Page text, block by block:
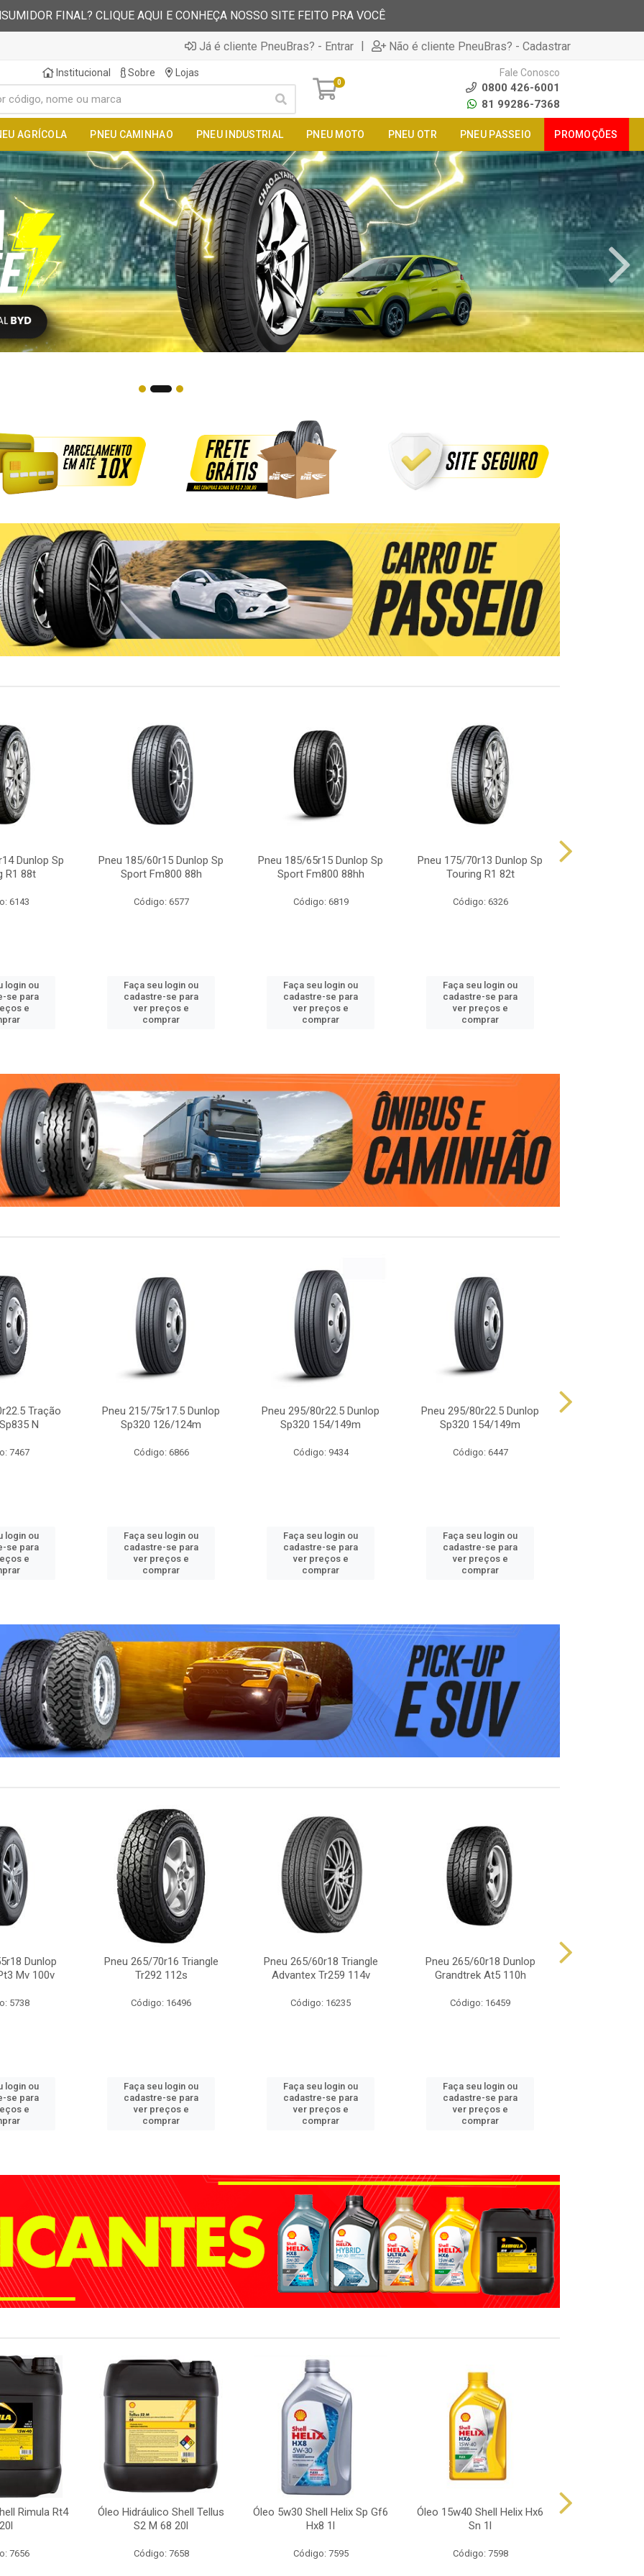
FINAL? CLIQUE AQUI E CONHEÇA NOSSO SITE FEITO PRA VOCÊ
Já é cliente PneuBras? - Entrar | Não é cliente PneuBras? - Cadastrar
Institucional Sobre Lojas
0
Fale Conosco
0800 426-6001
81 99286-7368
AGRÍCOLA PNEU CAMINHAO PNEU INDUSTRIAL PNEU MOTO PNEU OTR PNEU PASSEIO PROMOÇÕES
Dunlop Sp
R1 88t
6143
login ou
se para
e
Pneu 185/60r15 Dunlop Sp
Sport Fm800 88h
Código: 6577
Faça seu login ou
cadastre-se para
ver preços e
comprar
Pneu 185/65r15 Dunlop Sp
Sport Fm800 88hh
Código: 6819
Faça seu login ou
cadastre-se para
ver preços e
comprar
Pneu 175/70r13 Dunlop Sp
Touring R1 82t
Código: 6326
Faça seu login ou
cadastre-se para
ver preços e
comprar
Tração
N
7467
login ou
se para
e
Pneu 215/75r17.5 Dunlop
Sp320 126/124m
Código: 6866
Faça seu login ou
cadastre-se para
ver preços e
comprar
Pneu 295/80r22.5 Dunlop
Sp320 154/149m
Código: 9434
Faça seu login ou
cadastre-se para
ver preços e
comprar
Pneu 295/80r22.5 Dunlop
Sp320 154/149m
Código: 6447
Faça seu login ou
cadastre-se para
ver preços e
comprar
Dunlop
Mv 100v
5738
login ou
se para
e
Pneu 265/70r16 Triangle
Tr292 112s
Código: 16496
Faça seu login ou
cadastre-se para
ver preços e
comprar
Pneu 265/60r18 Triangle
Advantex Tr259 114v
Código: 16235
Faça seu login ou
cadastre-se para
ver preços e
comprar
Pneu 265/60r18 Dunlop
Grandtrek At5 110h
Código: 16459
Faça seu login ou
cadastre-se para
ver preços e
comprar
Rimula Rt4
7656
Óleo Hidráulico Shell Tellus
S2 M 68 20l
Código: 7658
Óleo 5w30 Shell Helix Sp Gf6
Hx8 1l
Código: 7595
Óleo 15w40 Shell Helix Hx6
Sn 1l
Código: 7598